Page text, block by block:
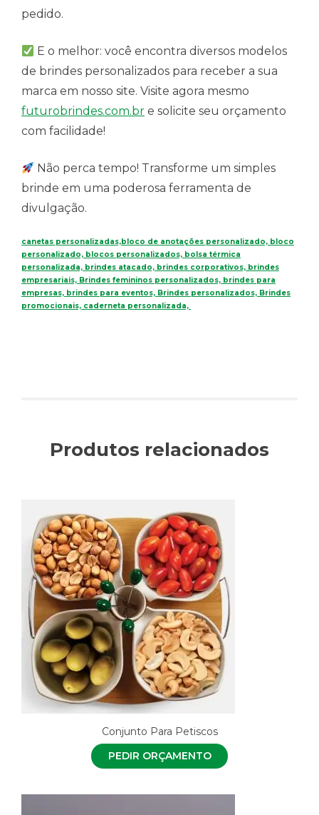
pedido.
E o melhor: você encontra diversos modelos
de brindes personalizados para receber a sua
marca em nosso site. Visite agora mesmo
futurobrindes.com.br e solicite seu orçamento
com facilidade!
Não perca tempo! Transforme um simples
brinde em uma poderosa ferramenta de
divulgação.
canetas personalizadas,bloco de anotações personalizado, bloco
personalizado, blocos personalizados, bolsa térmica
personalizada, brindes atacado, brindes corporativos, brindes
empresariais, Brindes femininos personalizados, brindes para
empresas, brindes para eventos, Brindes personalizados, Brindes
promocionais, caderneta personalizada,
Produtos relacionados
Conjunto Para Petiscos
PEDIR ORÇAMENTO